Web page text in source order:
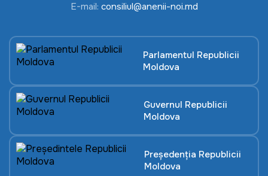
E-mail: consiliul@anenii-noi.md
Parlamentul Republicii
Moldova
Guvernul Republicii
Moldova
Președenția Republicii
Moldova